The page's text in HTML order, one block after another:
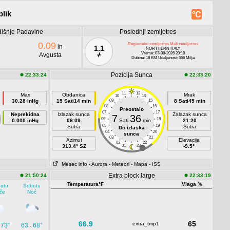
°C
Padavine
0.09 in
Avgusta
Poslednji zemljotres
1.1
Regionalni zemljotres Mali zemljotres
NORTHERN ITALY
Vreme: 07-08-2026 20:18
Dubina: 18 KM Udaljenost: 556 Milja
22:33:24
Max
30.28 inHg
Neprekidna
0.000 inHg
Pozicija Sunca 22:33:20
Obdanica
15 Sati14 min
Izlazak sunca
06:09
Sutra
Azimut
313.4° SZ
11 13
10
14
09
15
08
16
07
17
06
18
05
19
04
20
03
21
02
22
01 23
Preostalo
7 Sati 36 min
Do izlaska
sunca
Mrak
8 Sati45 min
Zalazak sunca
21:20
Sutra
Elevacija
-9.5°
Mesec info - Aurora - Meteori - Mapa - ISS
21:50:24
Subotu
Noć
73° 63 - 68°
Extra block large
22:33:19
Temperatura°F
Vlaga %
66.9 extra_tmp1 65